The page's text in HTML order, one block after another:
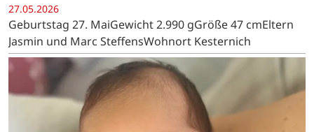
27.05.2026
Geburtstag 27. MaiGewicht 2.990 gGröße 47 cmEltern
Jasmin und Marc SteffensWohnort Kesternich